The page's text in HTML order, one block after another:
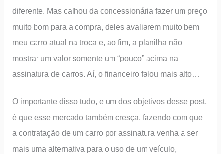
diferente. Mas calhou da concessionária fazer um preço
muito bom para a compra, deles avaliarem muito bem
meu carro atual na troca e, ao fim, a planilha não
mostrar um valor somente um “pouco” acima na
assinatura de carros. Aí, o financeiro falou mais alto…
O importante disso tudo, e um dos objetivos desse post,
é que esse mercado também cresça, fazendo com que
a contratação de um carro por assinatura venha a ser
mais uma alternativa para o uso de um veículo,